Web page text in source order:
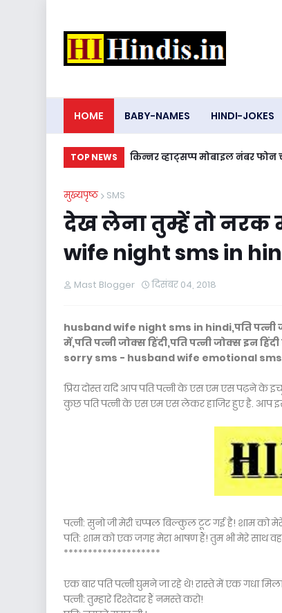
HOME BABY-NAMES HINDI-JOKES
TOP NEWS किन्नर व्हाट्सप्प मोबाइल नंबर
मुख्यपृष्ठ SMS
देख लेना तुम्हें तो नरक
wife night sms in
Mast Blogger दिसंबर 04, 2018
husband wife night sms in hindi,पति पत्नी
में,पति पत्नी जोक्स हिंदी,पति पत्नी जोक्स इन
sorry sms - husband wife emotional
प्रिय दोस्त यदि आप पति पत्नी के एस एम एस पढ़ने के
कुछ पति पत्नी के एस एम एस लेकर हाजिर हुए है. आप
पत्नी: सुनो जी मेरी चप्पल बिल्कुल टूट गई है! शाम
पति: शाम को एक जगह मेरा भाषण हैं! तुम भी मेरे साथ
********************
एक बार पति पत्नी घुमने जा रहे थे! रास्ते में एक गधा
पत्नी: तुम्हारे रिश्तेदार हैं नमस्ते करो!